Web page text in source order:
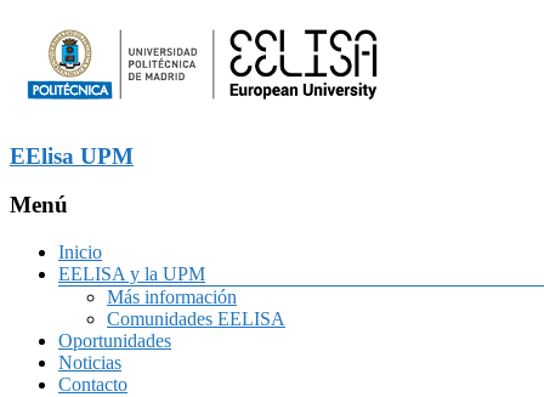
EElisa UPM
Menú
Inicio
EELISA y la UPM
Más información
Comunidades EELISA
Oportunidades
Noticias
Contacto